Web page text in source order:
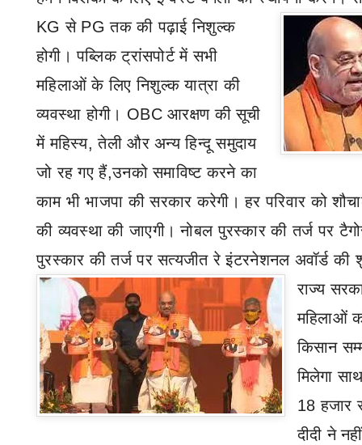
KGसे PGतक की पढ़ाई निशुल्क
होगी। पब्लिक ट्रांसपोर्ट में सभी
महिलाओं के लिए निशुल्क यात्रा की
व्यवस्था होगी। OBCआरक्षण की सूची
में महिस्य,तेली और अन्य हिन्दू समुदाय
जो रह गए हैं,उनको समाविष्ट करने का
काम भी भाजपा की सरकार करेगी। हर परिवार को
की व्यवस्था की जाएगी। नोबल पुरस्कार की तर्ज पर
पुरस्कार की तर्ज पर सत्यजीत रे इंटरनेशनल अवॉर्ड
राज्य
महिलाओं
किसान
मिलेगा
18 हजार
दीदी ने